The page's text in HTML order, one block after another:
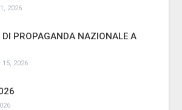
2026
DI PROPAGANDA NAZIONALE A
15, 2026